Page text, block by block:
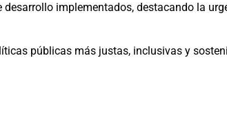
implementados, destacando la
públicas más justas, inclusivas y